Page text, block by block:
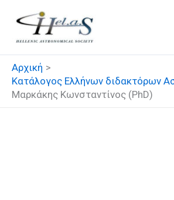
στο
περιεχόμενο
Αρχική
Κατάλογος Ελλήνων διδακτόρων
Μαρκάκης Κωνσταντίνος (PhD)